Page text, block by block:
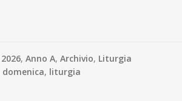
2026, Anno A, Archivio, Liturgia
domenica, liturgia